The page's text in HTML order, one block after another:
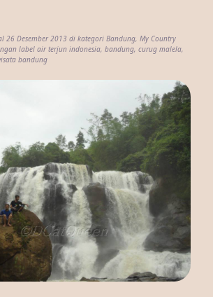
26 Desember 2013 di kategori Bandung, My Country
label air terjun indonesia, bandung, curug malela,
bandung